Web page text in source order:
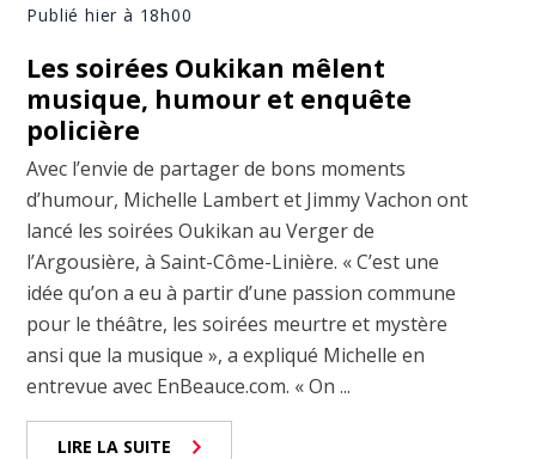
Publié hier à 18h00
Les soirées Oukikan mêlent
musique, humour et enquête
policière
Avec l’envie de partager de bons moments
d’humour, Michelle Lambert et Jimmy Vachon ont
lancé les soirées Oukikan au Verger de
l’Argousière, à Saint-Côme-Linière. « C’est une
idée qu’on a eu à partir d’une passion commune
pour le théâtre, les soirées meurtre et mystère
ansi que la musique », a expliqué Michelle en
entrevue avec EnBeauce.com. « On ...
LIRE LA SUITE